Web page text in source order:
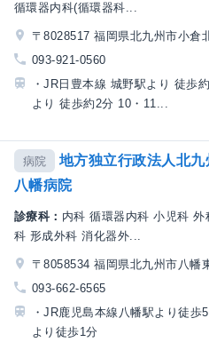
循環器内科(循環器科...
〒8028517 福岡県北九州市小倉
093-921-0560
・JR日豊本線 城野駅より 徒歩
より 徒歩約2分 10・11...
病院
地方独立行政法人北
八幡病院
診療科： 内科 循環器内科 小児科
科 形成外科 消化器外...
〒8058534 福岡県北九州市八幡
093-662-6565
・JR鹿児島本線八幡駅より徒歩
より徒歩1分